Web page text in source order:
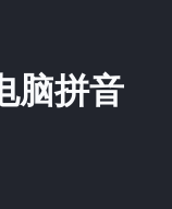
脑拼音